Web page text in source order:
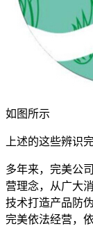
如图所示
上述的这些辨识
多年来，完美公
营理念，从广大
技术打造产品防
完美依法经营，